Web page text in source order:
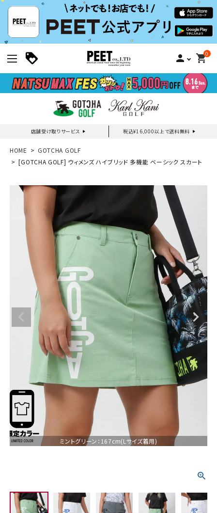
person 0
shopping_cart
店舗受け取りサービス 税込¥16,000以上で送料無料
新規会員登録｜ログイン
search
ブランドメニュー
カテゴリー
スタイリング
ニュース・特集
ランキング
お問い合わせ
詳しい条件から探す
HOME
GOTCHA GOLF
[GOTCHA GOLF] ウィメンズ ハイブリッド 多機能 ベーシック スカート
ミントグリーン：167cm(Lサイズ着用)